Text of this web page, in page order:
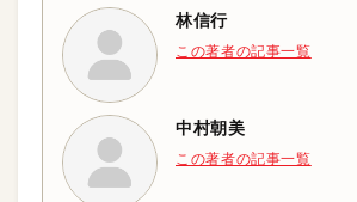
林信行
この著者の記事一覧
中村朝美
この著者の記事一覧